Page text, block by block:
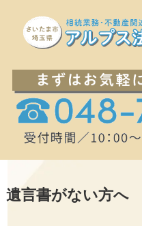
遺言書がない方へ